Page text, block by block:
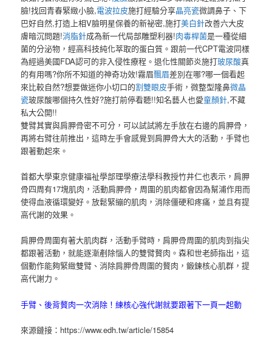
臉!找回青春緊緻小臉,電波拉皮施打經驗分享晶亮瓷微調鼻子、下
巴好自然,打造上相V臉明星保養的新祕密,施打美白針改善六大皮
膚暗沉問題!消脂針成為新一代局部雕塑利器!肉毒桿菌是一種從細
菌的分泌物，經高科技純化萃取的蛋白質。跟前一代CPT電波同樣
為經過美國FDA認可的非入侵性療程。退化性關節炎施打玻尿酸真
的有用嗎?你所不知道的神奇功效!霧眉飄眉差別在哪?哪一個看起
來比較自然?想要做迷你小切口的割雙眼皮手術，微整型隆鼻微晶
瓷玻尿酸哪個持久性好?施打前停看聽!!知名藝人也愛童顏針,不藏
私大公開!!
雙臂其實與肩胛骨密不可分，可以試試將左手放在右邊的肩胛骨，
再將右臂往前推出，這時左手會感覺到肩胛骨大大的活動，手臂也
跟著動起來。
首都大學東京健康福祉學部理學療法學科教授竹井仁也表示，肩胛
骨四周有17塊肌肉，活動肩胛骨，周圍的肌肉都會因為幫浦作用而
使得血液循環變好。放鬆緊繃的肌肉，消除僵硬和疼痛，並且有提
高代謝的效果。
肩胛骨周圍有著大肌肉群，活動手臂時，肩胛骨周圍的肌肉到指尖
都跟著活動，就能逐漸剷除惱人的雙臂贅肉。森和世老師指出，這
個動作能夠緊緻雙臂、消除肩胛骨周圍的贅肉，鍛鍊核心肌群，提
高代謝力。
手臂、後背贅肉一次消除！練核心強代謝就要跟著下一頁一起動
來源鏈接：https://www.edh.tw/article/15854